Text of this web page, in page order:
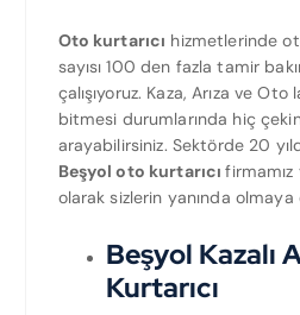
Oto kurtarıcı hizmetlerinde
sayısı 100 den fazla tamir
çalışıyoruz. Kaza, Arıza ve
bitmesi durumlarında hiç
arayabilirsiniz. Sektörde 20
Beşyol oto kurtarıcıfirmamız
olarak sizlerin yanında
Beşyol Kazalı
Kurtarıcı